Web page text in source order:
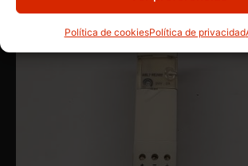
Política de cookiesPolítica de privacidad